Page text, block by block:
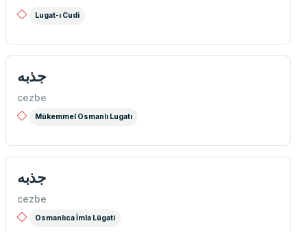
Lugat-ı Cudi
جذبه
cezbe
Mükemmel Osmanlı Lugatı
جذبە
cezbe
Osmanlıca İmla Lügati